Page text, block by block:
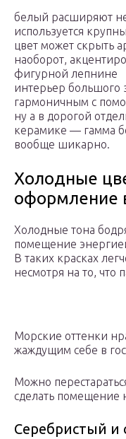
белый расширяют
используется
цвет может скрыть
наоборот,
фигурной лепнине
интерьер большого
гармоничным с
ну а в дорогой
керамике — гамма
вообще шикарно.
Холодные
оформление
Холодные тона
помещение
В таких красках
несмотря на то, что
Морские оттенки
жаждущим себе в
Можно
сделать помещение
Серебристый и